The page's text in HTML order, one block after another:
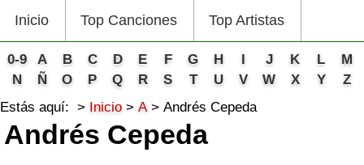
Inicio Top Canciones Top Artistas
0-9 A B C D E F G H I J K L
M
N
Ñ O P Q R S T U V W X Y
Z
Estás aquí:
Inicio A Andrés Cepeda
Andrés Cepeda